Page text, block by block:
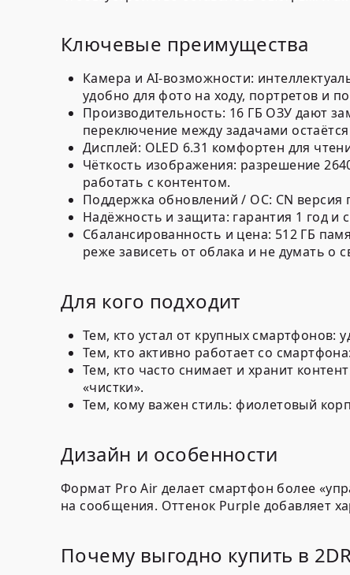
Ключевые преимущества
Камера и AI-возможности:
удобно для фото на ходу, портретов и
Производительность: 16 ГБ ОЗУ дают
переключение между задачами
Дисплей: OLED 6.31 комфортен для
Чёткость изображения: разрешение
работать с контентом.
Поддержка обновлений / ОС: CN версия
Надёжность и защита: гарантия 1 год и
Сбалансированность и цена: 512 ГБ
реже зависеть от облака и не думать о
Для кого подходит
Тем, кто устал от крупных смартфонов:
Тем, кто активно работает со
Тем, кто часто снимает и хранит
«чистки».
Тем, кому важен стиль: фиолетовый
Дизайн и особенности
Формат Pro Air делает смартфон более
на сообщения. Оттенок Purple добавляет
Почему выгодно купить в